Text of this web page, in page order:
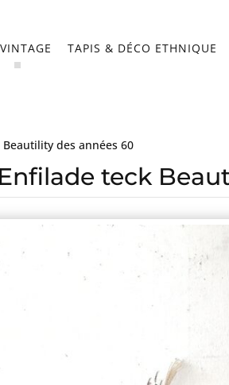
TAPIS & DÉCO ETHNIQUE
des années 60
Enfilade teck